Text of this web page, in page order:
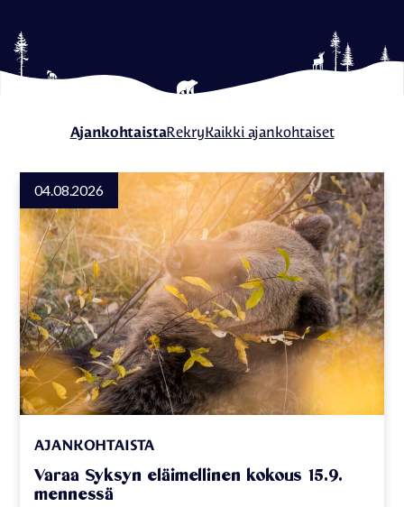
04.08.2026
AJANKOHTAISTA
Varaa Syksyn eläimellinen kokous 15.9.
mennessä
AjankohtaistaRekryKaikki ajankohtaiset